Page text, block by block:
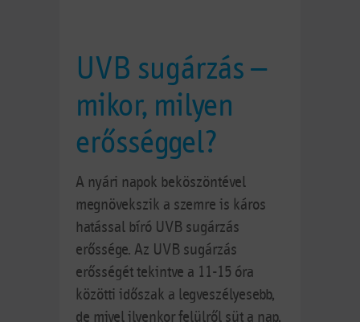
UVB sugárzás –
mikor, milyen
erősséggel?
A nyári napok beköszöntével
megnövekszik a szemre is káros
hatással bíró UVB sugárzás
erőssége. Az UVB sugárzás
erősségét tekintve a 11-15 óra
közötti időszak a legveszélyesebb,
de mivel ilyenkor felülről süt a nap,